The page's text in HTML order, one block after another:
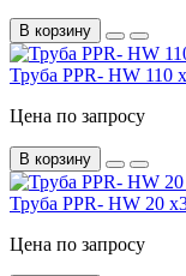
В корзину
Труба PPR- HW 110
Цена по запросу
В корзину
Труба PPR- HW 20
Цена по запросу